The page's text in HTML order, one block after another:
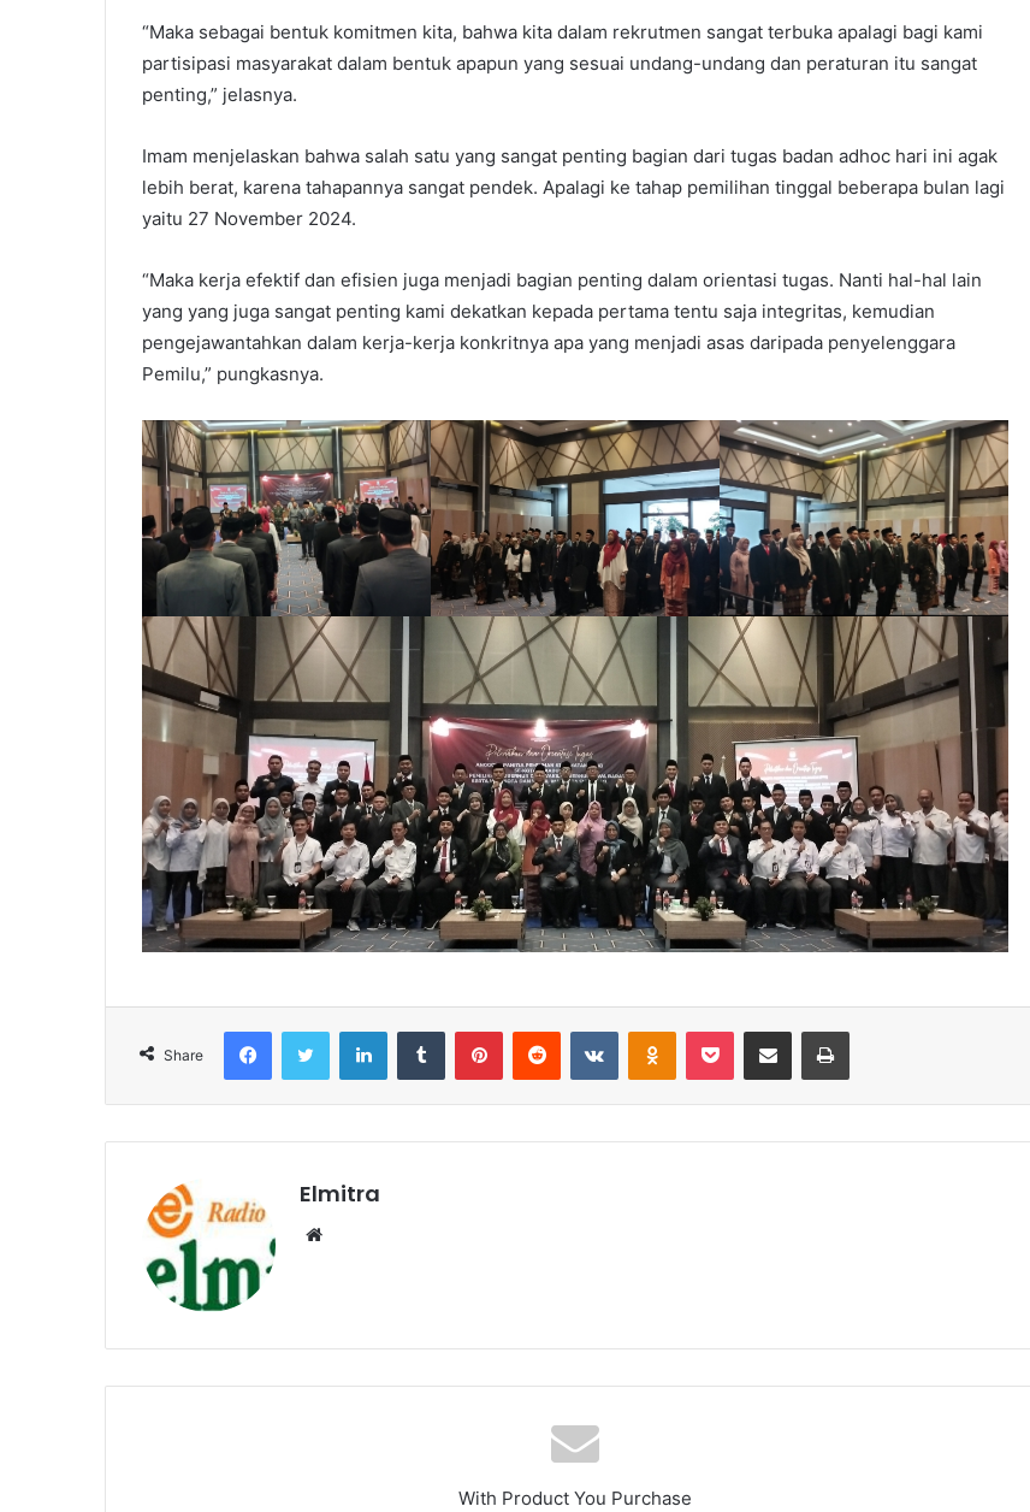
“Maka sebagai bentuk komitmen kita, bahwa kita dalam rekrutmen sangat terbuka apalagi bagi kami
partisipasi masyarakat dalam bentuk apapun yang sesuai undang-undang dan peraturan itu sangat
penting,” jelasnya.
Imam menjelaskan bahwa salah satu yang sangat penting bagian dari tugas badan adhoc hari ini agak
lebih berat, karena tahapannya sangat pendek. Apalagi ke tahap pemilihan tinggal beberapa bulan lagi
yaitu 27 November 2024.
“Maka kerja efektif dan efisien juga menjadi bagian penting dalam orientasi tugas. Nanti hal-hal lain
yang yang juga sangat penting kami dekatkan kepada pertama tentu saja integritas, kemudian
pengejawantahkan dalam kerja-kerja konkritnya apa yang menjadi asas daripada penyelenggara
Pemilu,” pungkasnya.
Share
FacebookTwitter LinkedInTumblr PinterestReddit VKontakteOdnoklassniki
Pocket Share via Email Print
Elmitra
Website
With Product You Purchase